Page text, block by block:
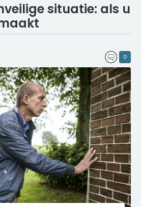
situatie: als u
0